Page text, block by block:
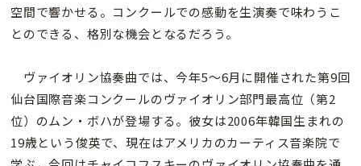
空間で響かせる。コンクールでの感動を生演奏で味わうこ
とのできる、格別な機会となるだろう。
ヴァイオリン協奏曲では、今年5〜6月に開催された第9回
仙台国際音楽コンクールのヴァイオリン部門最高位（第2
位）のムン・ボハが登場する。彼女は2006年韓国生まれの
19歳という俊英で、現在はアメリカのカーティス音楽院で